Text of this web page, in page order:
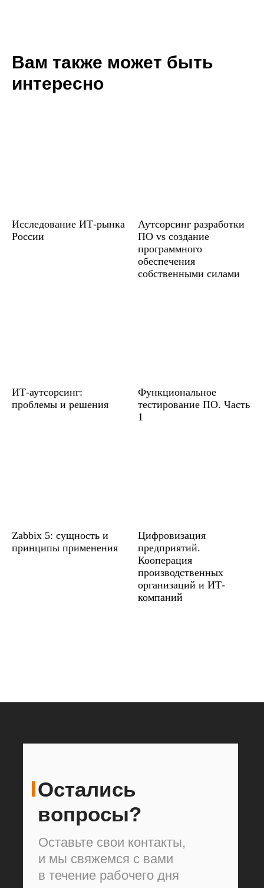
Вам также может быть
интересно
Исследование ИТ-рынка
России
Аутсорсинг разработки
ПО vs создание
программного
обеспечения
собственными силами
ИТ-аутсорсинг:
проблемы и решения
Функциональное
тестирование ПО. Часть
1
Zabbix 5: сущность и
принципы применения
Цифровизация
предприятий.
Кооперация
производственных
организаций и ИТ-
компаний
Остались
вопросы?
Оставьте свои контакты,
и мы свяжемся с вами
в течение рабочего дня